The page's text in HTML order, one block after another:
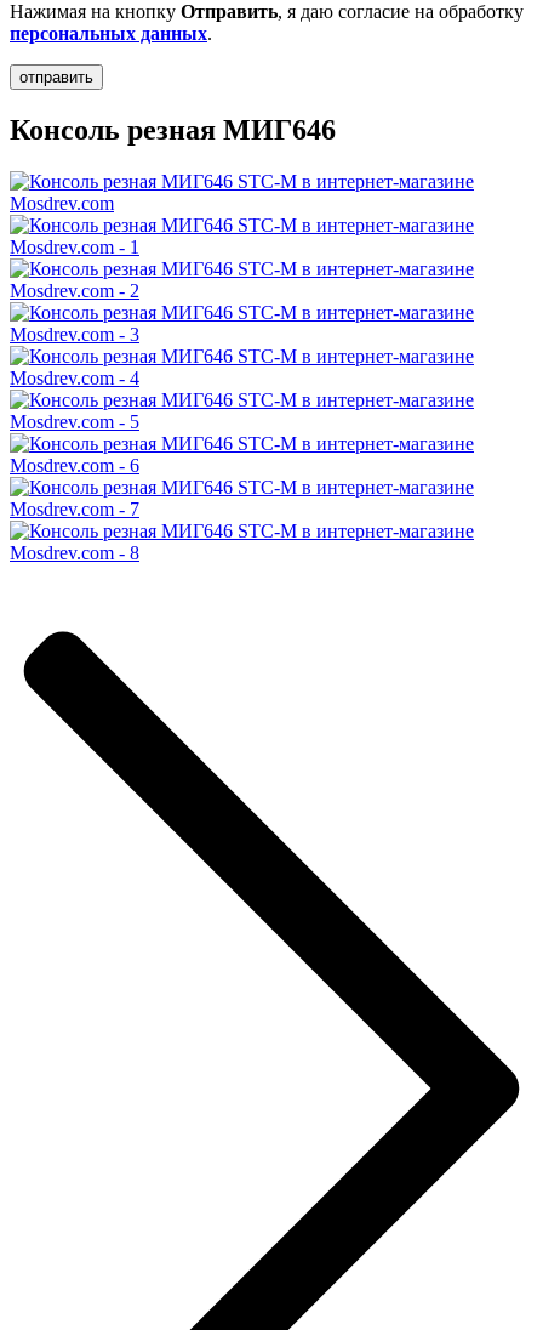
Нажимая на кнопку Отправить, я даю согласие на обработку
персональных данных.
Консоль резная МИГ646